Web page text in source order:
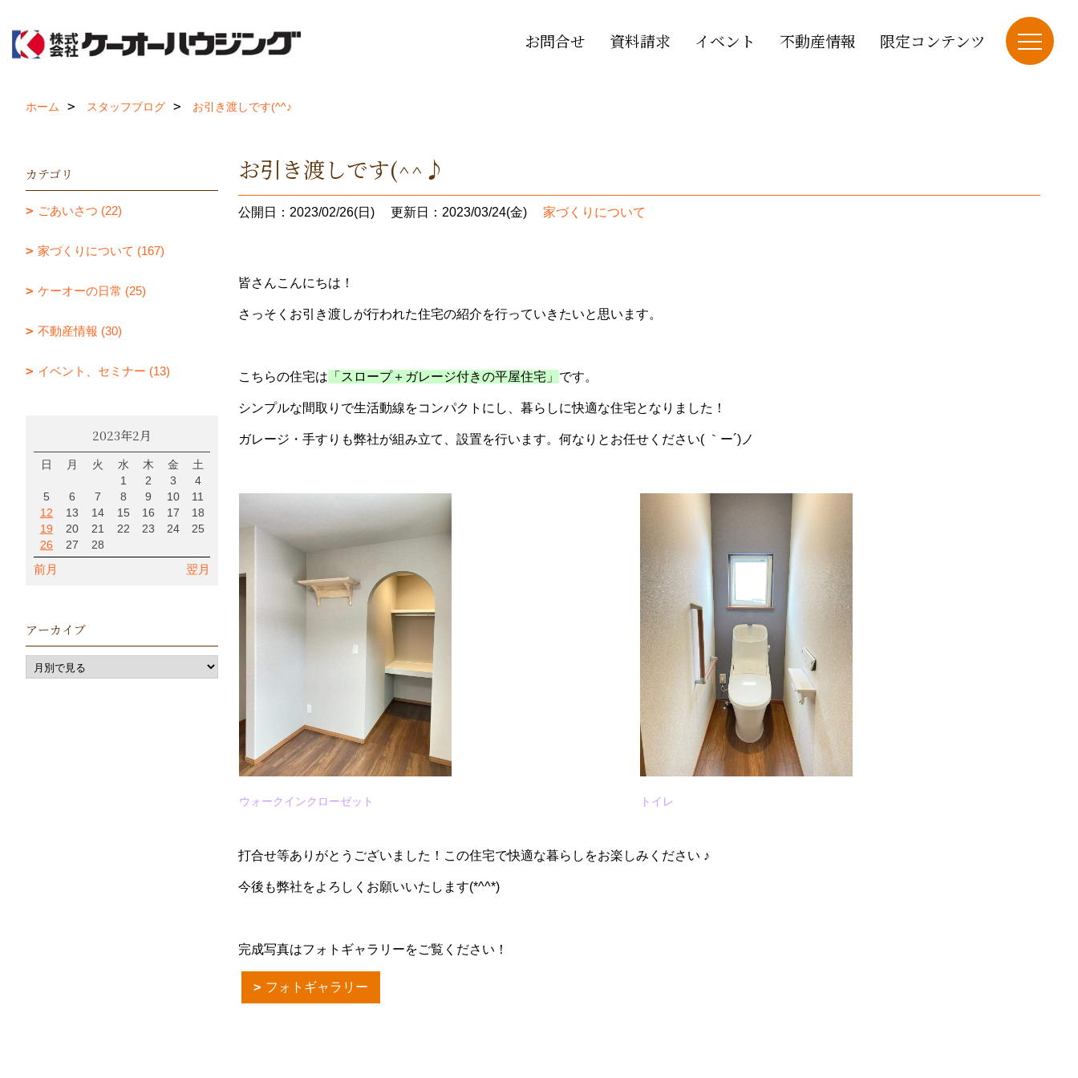
お問合せ 資料請求 イベント 不動産情報 限定コンテンツ
ホーム スタッフブログ お引き渡しです(^^♪
お引き渡しです(^^♪
公開日：2023/02/26(日) 更新日：2023/03/24(金) 家づくりについて
皆さんこんにちは！
さっそくお引き渡しが行われた住宅の紹介を行っていきたいと思います。
こちらの住宅は 「スロープ＋ガレージ付きの平屋住宅」 です。
シンプルな間取りで生活動線をコンパクトにし、暮らしに快適な住宅となりました！
ガレージ・手すりも弊社が組み立て、設置を行います。何なりとお任せください( ｀ー´)ノ
ウォークインクローゼット トイレ
打合せ等ありがとうございました！この住宅で快適な暮らしをお楽しみください ♪
今後も弊社をよろしくお願いいたします(*^^*)
完成写真はフォトギャラリーをご覧ください！
フォトギャラリー
カテゴリ
ごあいさつ (22)
家づくりについて (167)
ケーオーの日常 (25)
不動産情報 (30)
イベント、セミナー (13)
2023年2月
日 月 火 水 木 金
土
1
2 3
4
5
6 7 8 9 10
11
12
13 14 15 16 17
18
19
20 21 22 23 24
25
26
27 28
前月 翌月
アーカイブ